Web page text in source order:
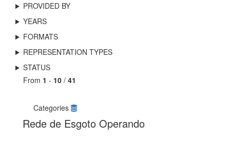
PROVIDED BY
YEARS
FORMATS
REPRESENTATION TYPES
STATUS
From 1 - 10 / 41
Categories
Rede de Esgoto Operando